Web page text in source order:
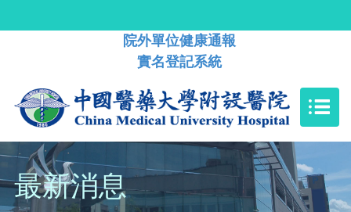
院外單位健康通報
實名登記系統
最新消息